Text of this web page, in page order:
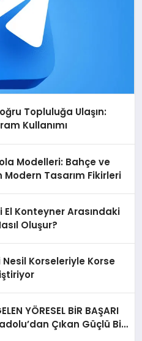
Topluluğa Ulaşın:
Kullanımı
Modelleri: Bahçe ve
Modern Tasarım Fikirleri
El Konteyner Arasındaki
Oluşur?
Nesil Korseleriyle Korse
YÖRESEL BİR BAŞARI
Çıkan Güçlü Bir